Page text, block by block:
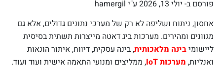
פורסם ב- יולי 13, 2026
ע"י hamergil
אחסון, ניתוח ושליפה לא רק של מערכי נתונים גדולים, אלא גם
מגוונים ומהירים. מערכות ביג דאטה מייצרות תשתית בסיסית
ליישומיבינה מלאכותית, בינה עסקית, דיווח, איתור הונאות
ואנליות, מערכות IoT , ממליצים ומנועי התאמה אישית ועוד ועוד.